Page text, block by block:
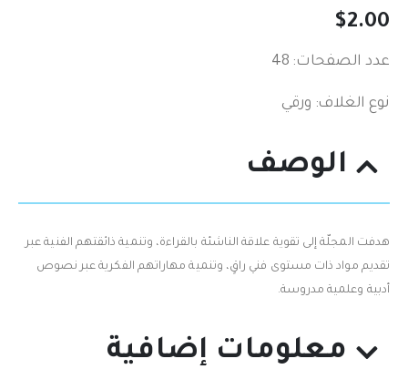
$2.00
عدد الصفحات: 48
نوع الغلاف: ورقي
الوصف
هدفت المجلّة إلى تقوية علاقة الناشئة بالقراءة، وتنمية ذائقتهم الفنية عبر
تقديم مواد ذات مستوى فني راقٍ، وتنمية مهاراتهم الفكرية عبر نصوص
أدبية وعلمية مدروسة.
معلومات إضافية